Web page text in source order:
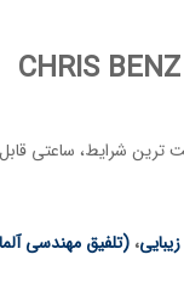
CHRIS
شرایط، ساعتی
، (تلفیق مهندسی